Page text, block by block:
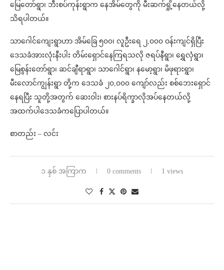
မြေတော်ရွာ၊ ဘီးစပ်ကုန်းရွာက နေအိမ်တွေကို မီးဆက်ရှို့နေတယ်လို့
သိရပါတယ်။
သာဂေါင်ကျေးရွာဟာ အိမ်ခြေ ၅၀၀၊ လူဦးရေ ၂,၀၀၀ ဝန်းကျင်ရှိပြီး
ဒေသခံအားလုံးနီးပါး တိမ်းရှောင်နေကြရသလို ဇရပ်နီရွာ၊ ရွှေလှံရွာ၊
မြေစွန်းတော်ရွာ၊ ဆင်ချီရာရွာ၊ သာဂေါင်ရွာ၊ နမော့ရွာ၊ မိဖုရားရွာ၊
မီးလောင်ကျွန်းရွာ တို့က ဒေသခံ ၂၀,၀၀၀ ကျော်လည်း စစ်ဘေးရှောင်
နေရပြီး သူတို့အတွက် ဆေးဝါး၊ စားနပ်ရိက္ခာလို‌အပ်နေတယ်လို့
အထက်ပါဒေသခံကပြောပါတယ်။
စာတည်း – လင်း
၁ နှစ် အကြာက 0 comments 1 views